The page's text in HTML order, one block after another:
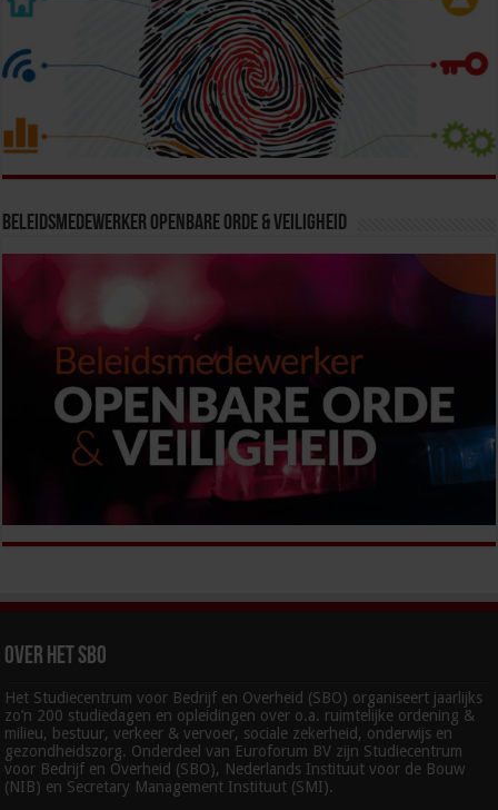
Beleidsmedewerker Openbare Orde & Veiligheid
Over het SBO
Het Studiecentrum voor Bedrijf en Overheid (SBO) organiseert jaarlijks
zo’n 200 studiedagen en opleidingen over o.a. ruimtelijke ordening &
milieu, bestuur, verkeer & vervoer, sociale zekerheid, onderwijs en
gezondheidszorg. Onderdeel van Euroforum BV zijn Studiecentrum
voor Bedrijf en Overheid (SBO), Nederlands Instituut voor de Bouw
(NIB) en Secretary Management Instituut (SMI).